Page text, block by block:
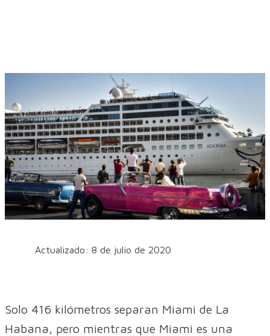
Actualizado: 8 de julio de 2020
Solo 416 kilómetros separan Miami de La
Habana, pero mientras que Miami es una